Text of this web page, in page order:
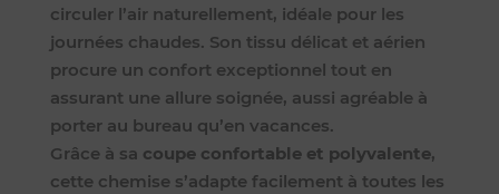
circuler l’air naturellement, idéale pour les
journées chaudes. Son tissu délicat et aérien
procure un confort exceptionnel tout en
assurant une allure soignée, aussi agréable à
porter au bureau qu’en vacances.
Grâce à sa coupe confortable et polyvalente,
cette chemise s’adapte facilement à toutes les